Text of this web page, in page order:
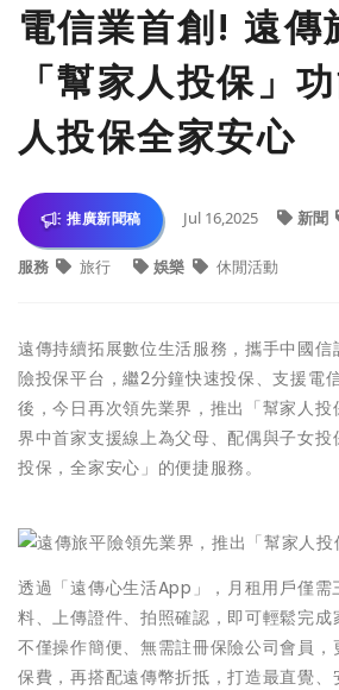
電信業首創! 遠傳
「幫家人投保」
人投保全家安心
推廣新聞稿 Jul 16,2025 新聞
服務 旅行 娛樂 休閒活動
遠傳持續拓展數位生活服務，攜手中國
險投保平台，繼2分鐘快速投保、支援電
後，今日再次領先業界，推出「幫家人
界中首家支援線上為父母、配偶與子女投
投保，全家安心」的便捷服務。
透過「遠傳心生活App」，月租用戶僅需
料、上傳證件、拍照確認，即可輕鬆完成
不僅操作簡便、無需註冊保險公司會員
保費，再搭配遠傳幣折抵，打造最直覺、